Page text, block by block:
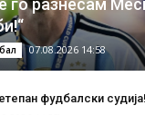
го разнесам
07.08.2026 14:58
фудбалски судија!